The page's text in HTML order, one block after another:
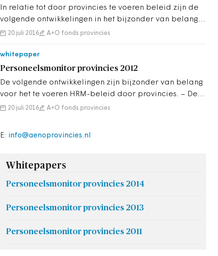
In relatie tot door provincies te voeren beleid zijn de
volgende ontwikkelingen in het bijzonder van belang: -
Ondanks een stijging van d...
20 juli 2016 A+O fonds provincies
whitepaper
Personeelsmonitor provincies 2012
De volgende ontwikkelingen zijn bijzonder van belang
voor het te voeren HRM-beleid door provincies. – De
werkgelegenheid bij de provinc...
20 juli 2016 A+O fonds provincies
E: info@aenoprovincies.nl
Whitepapers
Personeelsmonitor provincies 2014
Personeelsmonitor provincies 2013
Personeelsmonitor provincies 2011